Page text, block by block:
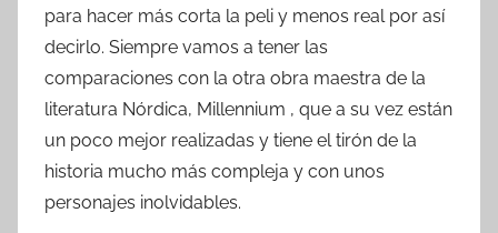
para hacer más corta la peli y menos real por así
decirlo. Siempre vamos a tener las
comparaciones con la otra obra maestra de la
literatura Nórdica, Millennium , que a su vez están
un poco mejor realizadas y tiene el tirón de la
historia mucho más compleja y con unos
personajes inolvidables.